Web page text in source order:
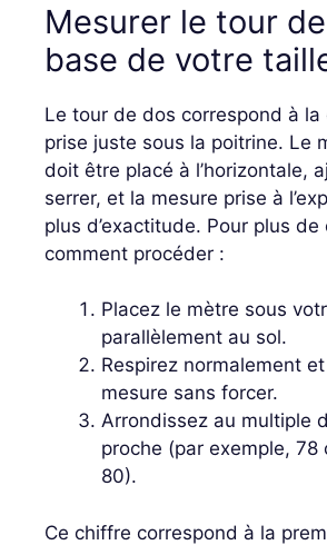
Mesurer le tour
base de votre
Le tour de dos correspond à la
prise juste sous la poitrine. Le
doit être placé à l’horizontale,
serrer, et la mesure prise à
plus d’exactitude. Pour plus
comment procéder :
Placez le mètre sous
parallèlement au sol.
Respirez normalement
mesure sans forcer.
Arrondissez au multiple
proche (par exemple, 78
80).
Ce chiffre correspond à la